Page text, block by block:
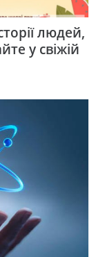
людей,
у свіжій